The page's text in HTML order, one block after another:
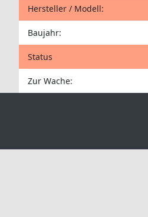
Hersteller / Modell:
Baujahr:
Status
Zur Wache: